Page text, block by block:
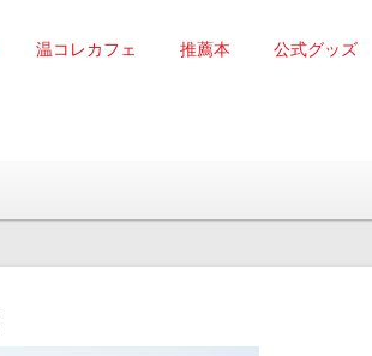
温コレカフェ 推薦本 公式グッズ